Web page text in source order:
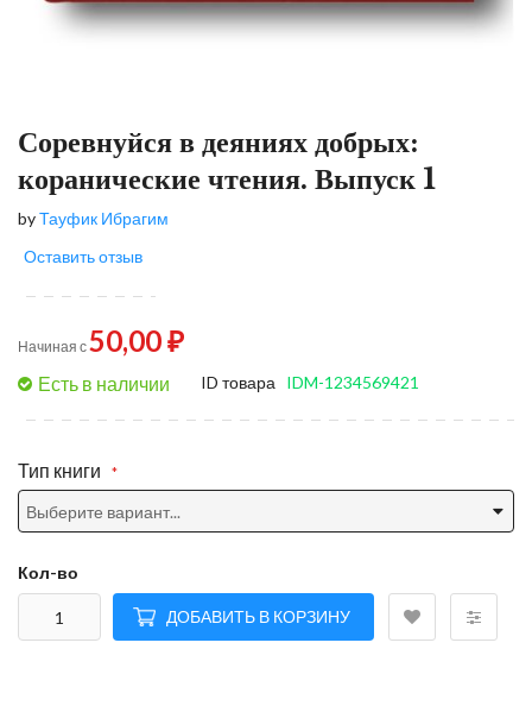
Соревнуйся в деяниях добрых:
коранические чтения. Выпуск 1
byТауфик Ибрагим
Оставить отзыв
Начиная с50,00 ₽
Есть в наличии ID товара IDM-1234569421
Тип книги
Кол-во
ДОБАВИТЬ В КОРЗИНУ